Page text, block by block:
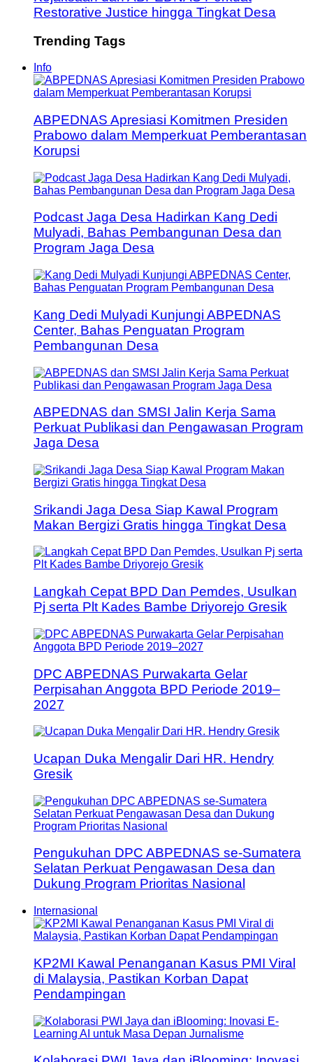
Restorative Justice hingga Tingkat Desa
Trending Tags
Info
ABPEDNAS Apresiasi Komitmen Presiden
Prabowo dalam Memperkuat Pemberantasan
Korupsi
Podcast Jaga Desa Hadirkan Kang Dedi
Mulyadi, Bahas Pembangunan Desa dan
Program Jaga Desa
Kang Dedi Mulyadi Kunjungi ABPEDNAS
Center, Bahas Penguatan Program
Pembangunan Desa
ABPEDNAS dan SMSI Jalin Kerja Sama
Perkuat Publikasi dan Pengawasan Program
Jaga Desa
Srikandi Jaga Desa Siap Kawal Program
Makan Bergizi Gratis hingga Tingkat Desa
Langkah Cepat BPD Dan Pemdes, Usulkan
Pj serta Plt Kades Bambe Driyorejo Gresik
DPC ABPEDNAS Purwakarta Gelar
Perpisahan Anggota BPD Periode 2019–
2027
Ucapan Duka Mengalir Dari HR. Hendry
Gresik
Pengukuhan DPC ABPEDNAS se-Sumatera
Selatan Perkuat Pengawasan Desa dan
Dukung Program Prioritas Nasional
Internasional
KP2MI Kawal Penanganan Kasus PMI Viral
di Malaysia, Pastikan Korban Dapat
Pendampingan